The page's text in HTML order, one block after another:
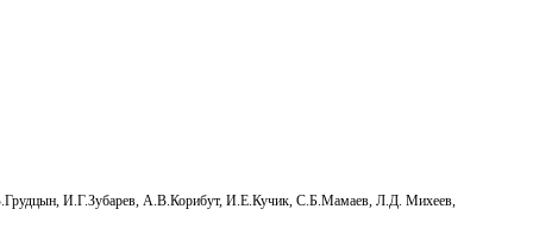
И.Г.Зубарев, А.В.Корибут, И.Е.Кучик, С.Б.Мамаев, Л.Д. Михеев,